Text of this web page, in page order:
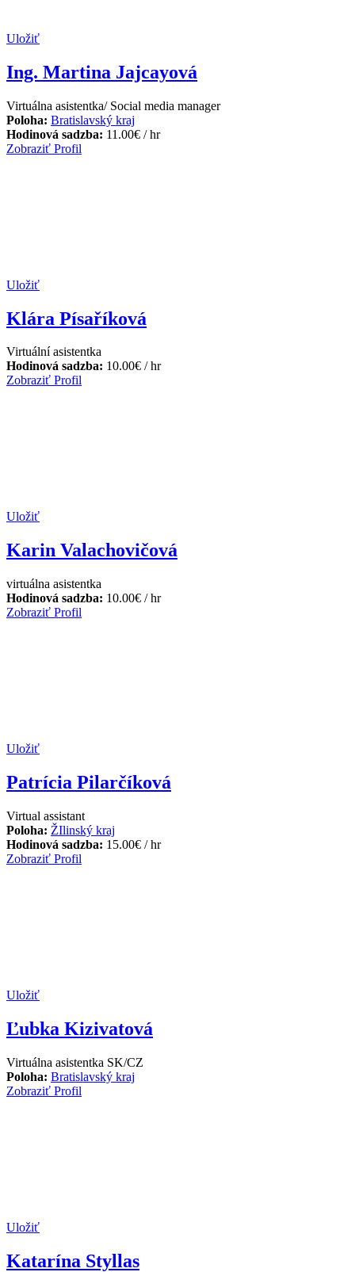
Uložiť
Ing. Martina Jajcayová
Virtuálna asistentka/ Social media manager
Poloha: Bratislavský kraj
Hodinová sadzba: 11.00€ / hr
Zobraziť Profil
Uložiť
Klára Písaříková
Virtuální asistentka
Hodinová sadzba: 10.00€ / hr
Zobraziť Profil
Uložiť
Karin Valachovičová
virtuálna asistentka
Hodinová sadzba: 10.00€ / hr
Zobraziť Profil
Uložiť
Patrícia Pilarčíková
Virtual assistant
Poloha: ŽIlinský kraj
Hodinová sadzba: 15.00€ / hr
Zobraziť Profil
Uložiť
Ľubka Kizivatová
Virtuálna asistentka SK/CZ
Poloha: Bratislavský kraj
Zobraziť Profil
Uložiť
Katarína Styllas